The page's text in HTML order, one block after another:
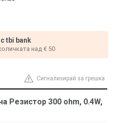
tbi bank
над € 50
Сигнализирай за грешка
Резистор 300 ohm, 0.4W,